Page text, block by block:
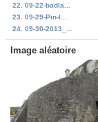
22. 09-22-badla...
23. 09-29-Pin-l...
24. 09-30-2013_...
Image aléatoire